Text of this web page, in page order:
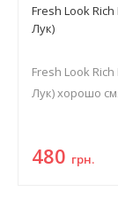
Fresh Look
Лук)
Fresh Look
Лук) хорошо
480 грн.